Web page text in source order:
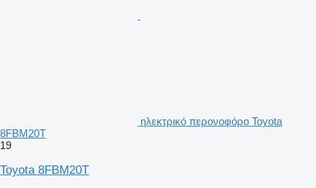
ηλεκτρικό περονοφόρο Toyota
8FBM20T
19
Toyota 8FBM20T